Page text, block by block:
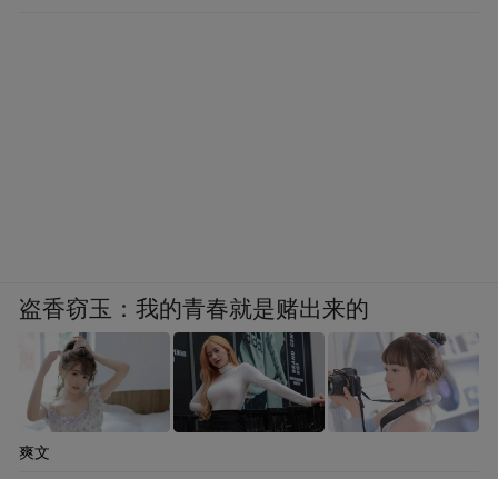
盗香窃玉：我的青春就是赌出来的
爽文